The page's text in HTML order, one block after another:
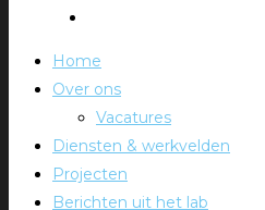
Home
Over ons
Vacatures
Diensten & werkvelden
Projecten
Berichten uit het lab